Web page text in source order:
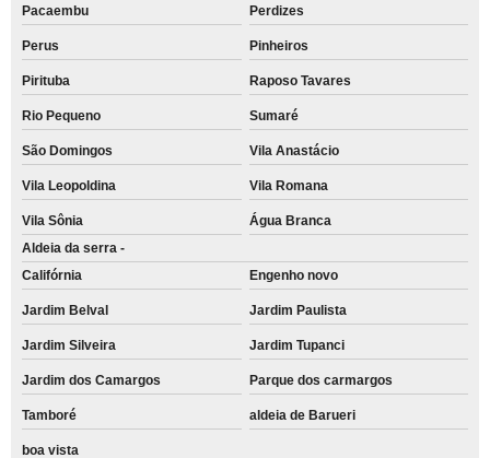
Pacaembu Perdizes
Perus Pinheiros
Pirituba Raposo Tavares
Rio Pequeno Sumaré
São Domingos Vila Anastácio
Vila Leopoldina Vila Romana
Vila Sônia
Água Branca
Aldeia da serra -
Califórnia
Engenho novo
Jardim Belval Jardim Paulista
Jardim Silveira Jardim Tupanci
Jardim dos Camargos Parque dos carmargos
Tamboré aldeia de Barueri
boa vista